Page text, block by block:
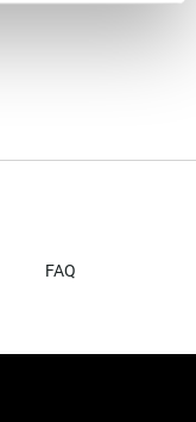
FAQ